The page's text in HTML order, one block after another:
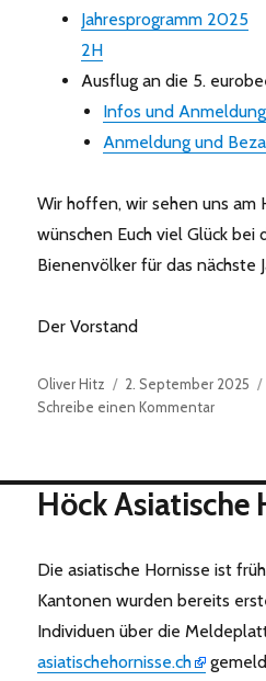
Jahresprogramm 2025
2H
Ausflug an die 5.
Infos und Anmeldung
Anmeldung und
Wir hoffen, wir sehen uns am
wünschen Euch viel Glück bei
Bienenvölker für das nächste
Der Vorstand
Autor
Oliver Hitz
Veröffentlicht
am
2. September 2025
Schreibe einen Kommentarzu
Höck Asiatische
Die asiatische Hornisse ist
Kantonen wurden bereits
Individuen über die
asiatischehornisse.ch